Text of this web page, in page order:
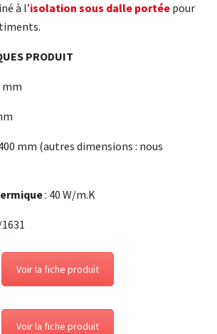
à l’isolation sous dalle portée pour
PRODUIT
mm
mm (autres dimensions : nous
: 40 W/m.K
Voir la fiche produit
Voir la fiche produit